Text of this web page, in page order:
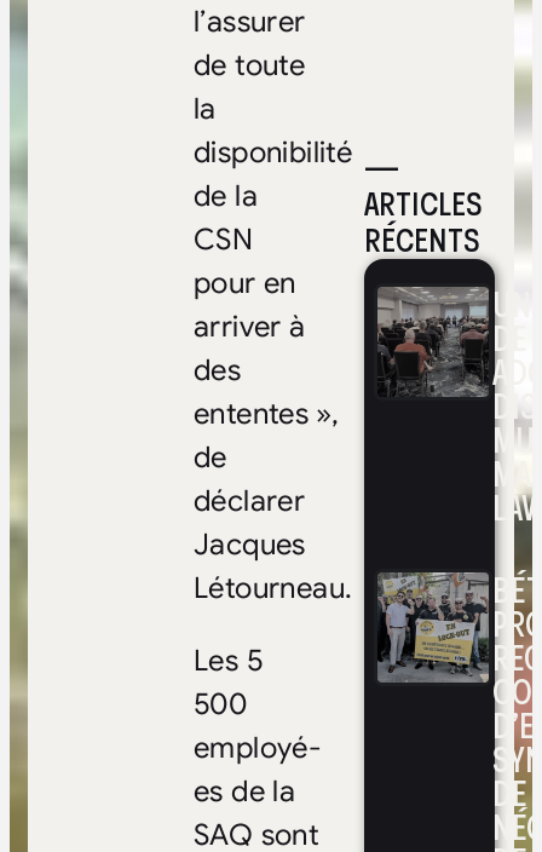
—
ARTICLES
RÉCENTS
DE
DE
l’assurer
de toute
la
disponibilité
de la
CSN
pour en
arriver à
des
ententes »,
de
déclarer
Jacques
Létourneau.
Les 5
500
employé-
es de la
SAQ sont